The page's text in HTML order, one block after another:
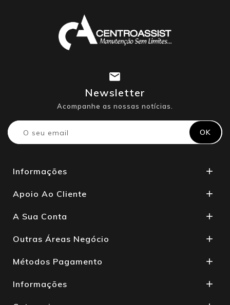
Newsletter
Acompanhe as nossas notícias.
Informações 
Apoio Ao Cliente 
A Sua Conta 
Outras Áreas Negócio 
Métodos Pagamento 
Informações 